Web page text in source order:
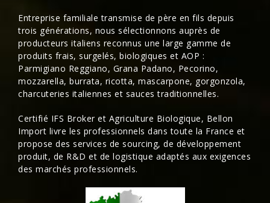
Entreprise familiale transmise de père en fils depuis
trois générations, nous sélectionnons auprès de
producteurs italiens reconnus une large gamme de
produits frais, surgelés, biologiques et AOP :
Parmigiano Reggiano, Grana Padano, Pecorino,
mozzarella, burrata, ricotta, mascarpone, gorgonzola,
charcuteries italiennes et sauces traditionnelles.
Certifié IFS Broker et Agriculture Biologique, Bellon
Import livre les professionnels dans toute la France et
propose des services de sourcing, de développement
produit, de R&D et de logistique adaptés aux exigences
des marchés professionnels.